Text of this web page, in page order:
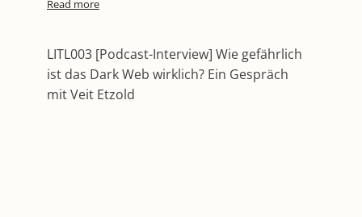
Read more
LITL003 [Podcast-Interview] Wie gefährlich
ist das Dark Web wirklich? Ein Gespräch
mit Veit Etzold